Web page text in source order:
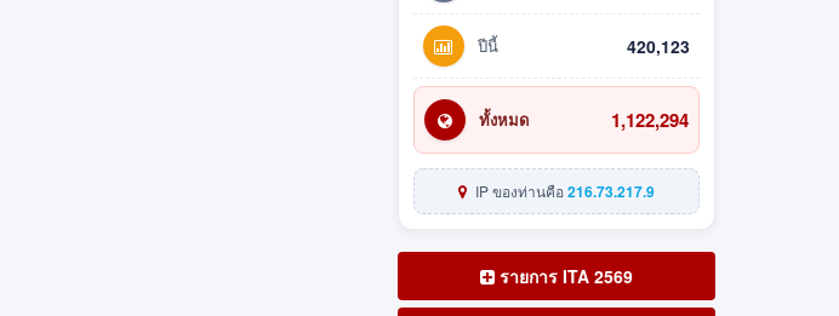
ปีนี้ 420,123
ทั้งหมด 1,122,294
IP ของท่านคือ216.73.217.9
รายการ ITA 2569